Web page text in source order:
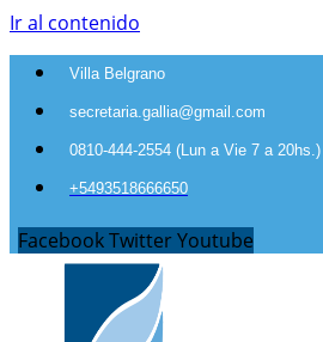
Ir al contenido
Villa Belgrano
secretaria.gallia@gmail.com
0810-444-2554 (Lun a Vie 7 a 20hs.)
+5493518666650
FacebookTwitterYoutube